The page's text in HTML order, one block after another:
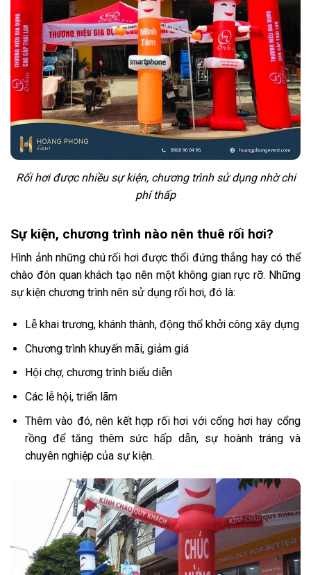
Rối hơi được nhiều sự kiện, chương trình sử dụng nhờ chi
phí thấp
Sự kiện, chương trình nào nên thuê rối hơi?
Hình ảnh những chú rối hơi được thổi đứng thẳng hay có thể
chào đón quan khách tạo nên một không gian rực rỡ. Những
sự kiện chương trình nên sử dụng rối hơi, đó là:
Lễ khai trương, khánh thành, động thổ khởi công xây dựng
Chương trình khuyến mãi, giảm giá
Hội chợ, chương trình biểu diễn
Các lễ hội, triển lãm
Thêm vào đó, nên kết hợp rối hơi với cổng hơi hay cổng
rồng để tăng thêm sức hấp dẫn, sự hoành tráng và
chuyên nghiệp của sự kiện.